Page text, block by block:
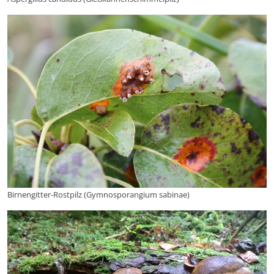
Birnengitter-Rostpilz (Gymnosporangium sabinae)